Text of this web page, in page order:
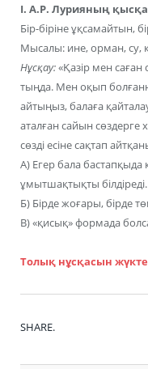
І. А.Р. Лурияның қысқа
Бір-біріне ұқсамайтын,
Мысалы: ине, орман, су,
Нұсқау:«Қазір мен
тыңда. Мен оқып
айтыңыз, балаға
аталған сайын сөздерге
сөзді есіне сақтап
А) Егер бала бастапқыда
ұмытшақтықты білдіреді.
Б) Бірде жоғары, бірде
В) «қисық» формада
Толық нұсқасын
SHARE.